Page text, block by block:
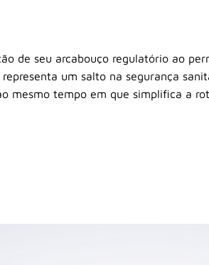
de seu arcabouço regulatório ao
representa um salto na segurança
mesmo tempo em que simplifica a